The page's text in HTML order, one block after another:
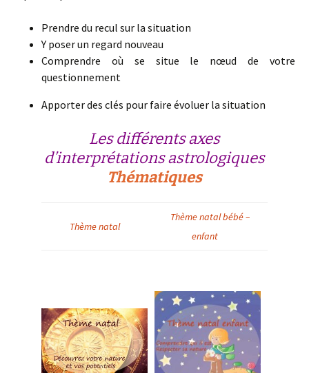
Prendre du recul sur la situation
Y poser un regard nouveau
Comprendre où se situe le nœud de votre
questionnement
Apporter des clés pour faire évoluer la situation
Les différents axes
d’interprétations astrologiques
Thématiques
Thème natal
Thème natal bébé –
enfant